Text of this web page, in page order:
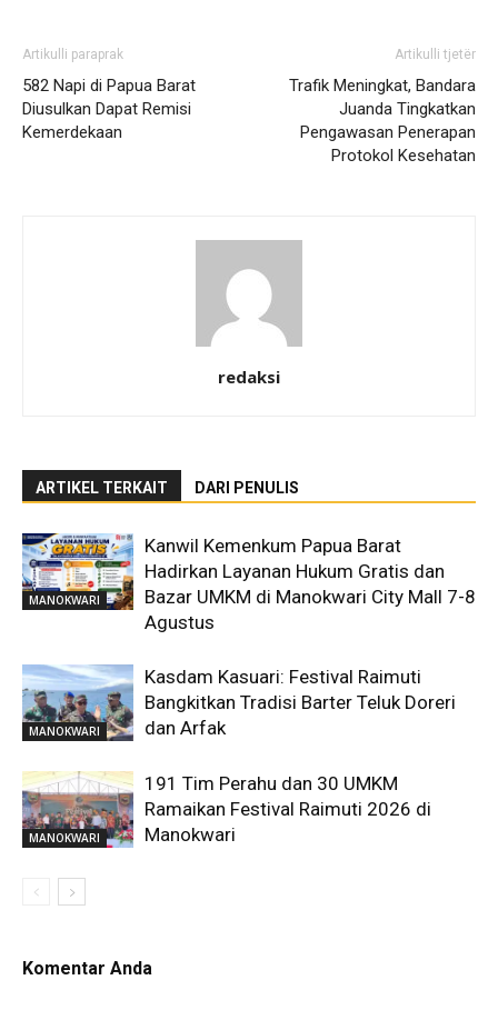
Artikulli paraprak
582 Napi di Papua Barat
Diusulkan Dapat Remisi
Kemerdekaan
Artikulli tjetër
Trafik Meningkat, Bandara
Juanda Tingkatkan
Pengawasan Penerapan
Protokol Kesehatan
redaksi
ARTIKEL TERKAIT DARI PENULIS
MANOKWARI
Kanwil Kemenkum Papua Barat
Hadirkan Layanan Hukum Gratis dan
Bazar UMKM di Manokwari City Mall 7-8
Agustus
MANOKWARI
Kasdam Kasuari: Festival Raimuti
Bangkitkan Tradisi Barter Teluk Doreri
dan Arfak
MANOKWARI
191 Tim Perahu dan 30 UMKM
Ramaikan Festival Raimuti 2026 di
Manokwari
Komentar Anda